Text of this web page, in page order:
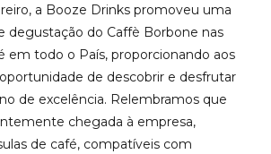
a Booze Drinks promoveu uma
degustação do Caffè Borbone nas
em todo o País, proporcionando aos
de descobrir e desfrutar
de excelência. Relembramos que
chegada à empresa,
de café, compatíveis com